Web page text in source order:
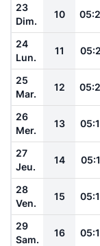
23
Dim.
10
24
Lun.
11
25
Mar.
12
26
Mer.
13
27
Jeu.
14
28
Ven.
15
29
Sam.
16